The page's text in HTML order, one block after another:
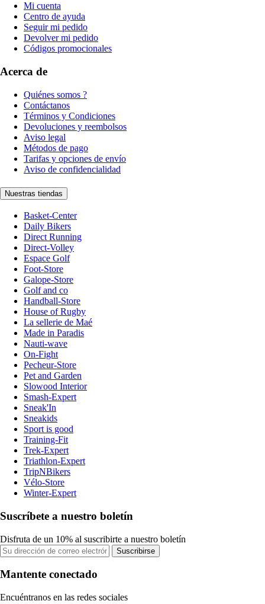
Mi cuenta
Centro de ayuda
Seguir mi pedido
Devolver mi pedido
Códigos promocionales
Acerca de
Quiénes somos ?
Contáctanos
Términos y Condiciones
Devoluciones y reembolsos
Aviso legal
Métodos de pago
Tarifas y opciones de envío
Aviso de confidencialidad
Nuestras tiendas
Basket-Center
Daily Bikers
Direct Running
Direct-Volley
Espace Golf
Foot-Store
Galope-Store
Golf and co
Handball-Store
House of Rugby
La sellerie de Maé
Made in Paradis
Nauti-wave
On-Fight
Pecheur-Store
Pet and Garden
Slowood Interior
Smash-Expert
Sneak'In
Sneakids
Sport is good
Training-Fit
Trek-Expert
Triathlon-Expert
TripNBikers
Vélo-Store
Winter-Expert
Suscríbete a nuestro boletín
Disfruta de un 10% al suscribirte a nuestro boletín
Suscribirse
Mantente conectado
Encuéntranos en las redes sociales